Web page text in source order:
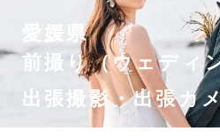
愛媛県
前撮り（ウェディ
出張撮影・出張カ